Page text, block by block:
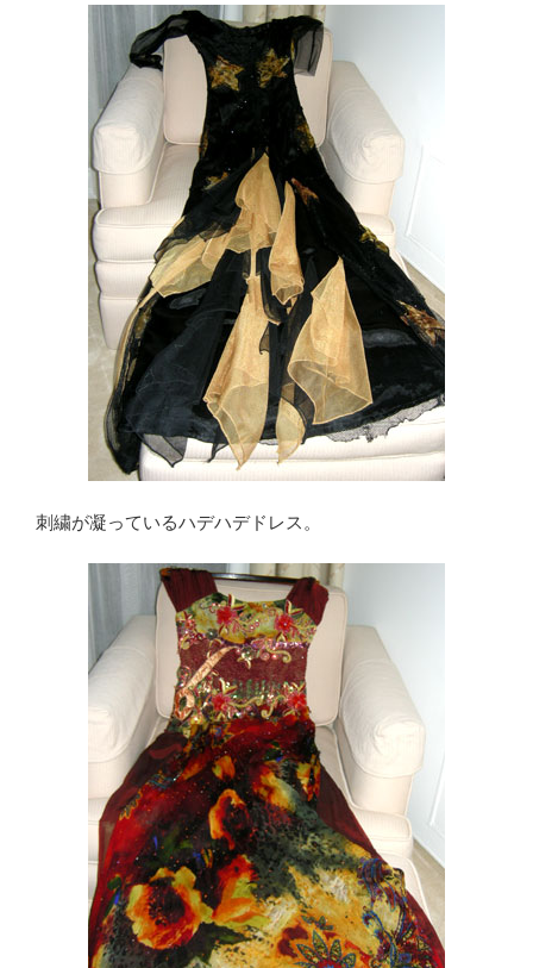
刺繍が凝っているハデハデドレス。